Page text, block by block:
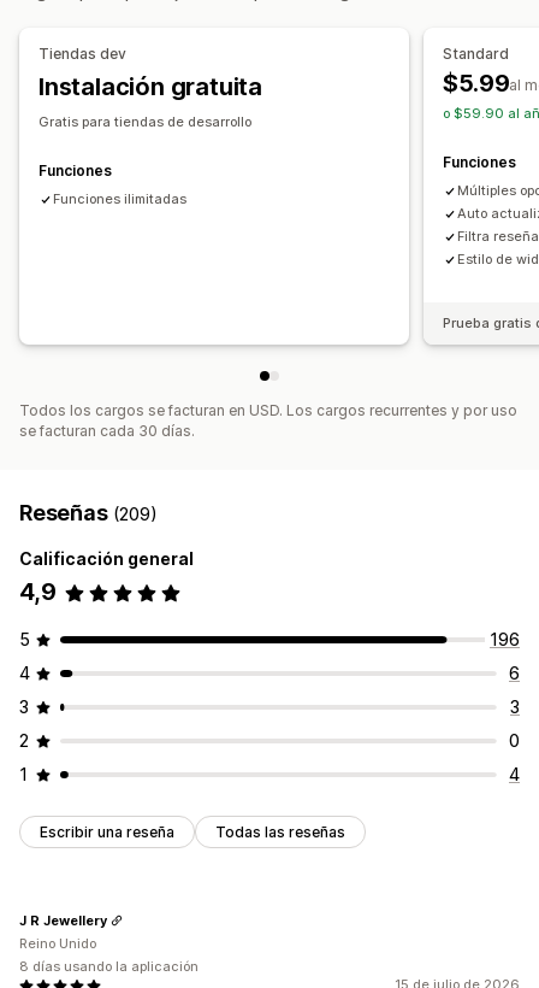
Informes y estadísticas
Seguimiento de interacción
Tiendas dev
Instalación gratuita
Gratis para tiendas de desarrollo
Funciones
Funciones ilimitadas
Standard
$5.99al
o $59.90 al
Funciones
Múltiples
Auto
Filtra
Estilo de
Prueba gratis
Todos los cargos se facturan en USD. Los cargos recurrentes y por uso
se facturan cada 30 días.
Reseñas (209)
Calificación general
4,9
5
196
4
6
3
3
2
0
1
4
Escribir una reseña Todas las reseñas
J R Jewellery
Reino Unido
8 días usando la aplicación